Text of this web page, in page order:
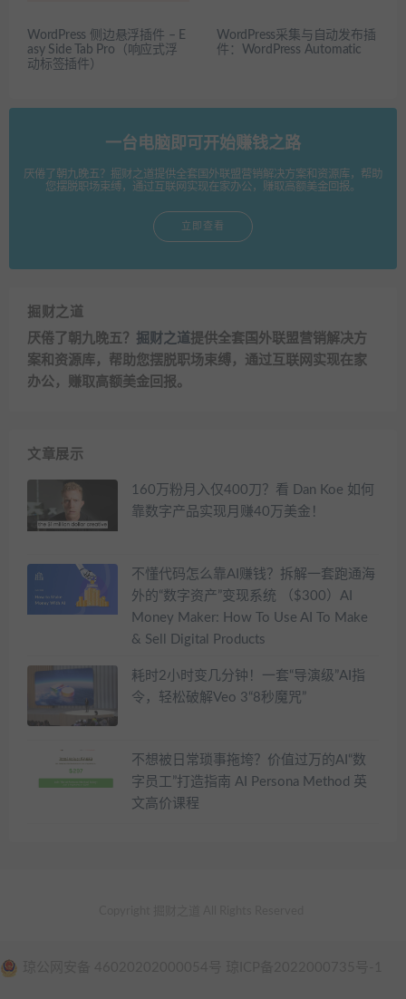
WordPress 侧边悬浮插件 – E
asy Side Tab Pro（响应式浮
动标签插件）
WordPress采集与自动发布插
件：WordPress Automatic
一台电脑即可开始赚钱之路
厌倦了朝九晚五？掘财之道提供全套国外联盟营销解决方案和资源库，帮助
您摆脱职场束缚，通过互联网实现在家办公，赚取高额美金回报。
立即查看
掘财之道
厌倦了朝九晚五？ 掘财之道提供全套国外联盟营销解决方
案和资源库，帮助您摆脱职场束缚，通过互联网实现在家
办公，赚取高额美金回报。
文章展示
160万粉月入仅400刀？看 Dan Koe 如何
靠数字产品实现月赚40万美金！
不懂代码怎么靠AI赚钱？拆解一套跑通海
外的“数字资产”变现系统 （$300）AI
Money Maker: How To Use AI To Make
& Sell Digital Products
耗时2小时变几分钟！一套“导演级”AI指
令，轻松破解Veo 3“8秒魔咒”
不想被日常琐事拖垮？价值过万的AI“数
字员工”打造指南 AI Persona Method 英
文高价课程